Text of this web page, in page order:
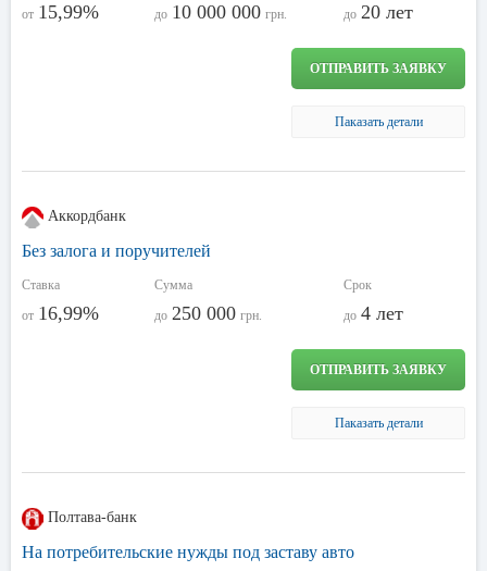
от 15,99%
до 10 000 000 грн.
до 20 лет
ОТПРАВИТЬ ЗАЯВКУ
Паказать детали
Аккордбанк
Без залога и поручителей
Ставка
от 16,99%
Сумма
до 250 000 грн.
Срок
до 4 лет
ОТПРАВИТЬ ЗАЯВКУ
Паказать детали
Полтава-банк
На потребительские нужды под заставу авто